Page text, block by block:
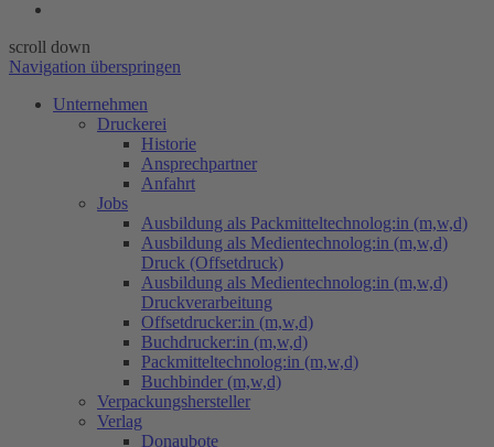
scroll down
Navigation überspringen
Unternehmen
Druckerei
Historie
Ansprechpartner
Anfahrt
Jobs
Ausbildung als Packmitteltechnolog:in (m,w,d)
Ausbildung als Medientechnolog:in (m,w,d)
Druck (Offsetdruck)
Ausbildung als Medientechnolog:in (m,w,d)
Druckverarbeitung
Offsetdrucker:in (m,w,d)
Buchdrucker:in (m,w,d)
Packmitteltechnolog:in (m,w,d)
Buchbinder (m,w,d)
Verpackungs​hersteller
Verlag
Donaubote